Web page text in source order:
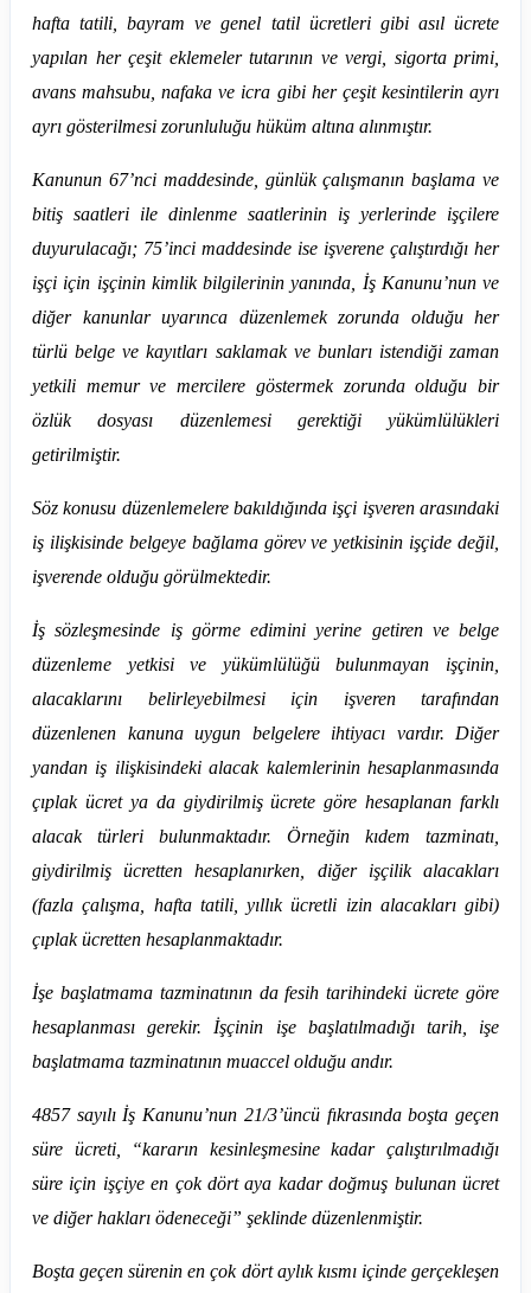
hafta tatili, bayram ve genel tatil ücretleri gibi asıl ücrete
yapılan her çeşit eklemeler tutarının ve vergi, sigorta primi,
avans mahsubu, nafaka ve icra gibi her çeşit kesintilerin ayrı
ayrı gösterilmesi zorunluluğu hüküm altına alınmıştır.
Kanunun 67’nci maddesinde, günlük çalışmanın başlama ve
bitiş saatleri ile dinlenme saatlerinin iş yerlerinde işçilere
duyurulacağı; 75’inci maddesinde ise işverene çalıştırdığı her
işçi için işçinin kimlik bilgilerinin yanında, İş Kanunu’nun ve
diğer kanunlar uyarınca düzenlemek zorunda olduğu her
türlü belge ve kayıtları saklamak ve bunları istendiği zaman
yetkili memur ve mercilere göstermek zorunda olduğu bir
özlük dosyası düzenlemesi gerektiği yükümlülükleri
getirilmiştir.
Söz konusu düzenlemelere bakıldığında işçi işveren arasındaki
iş ilişkisinde belgeye bağlama görev ve yetkisinin işçide değil,
işverende olduğu görülmektedir.
İş sözleşmesinde iş görme edimini yerine getiren ve belge
düzenleme yetkisi ve yükümlülüğü bulunmayan işçinin,
alacaklarını belirleyebilmesi için işveren tarafından
düzenlenen kanuna uygun belgelere ihtiyacı vardır. Diğer
yandan iş ilişkisindeki alacak kalemlerinin hesaplanmasında
çıplak ücret ya da giydirilmiş ücrete göre hesaplanan farklı
alacak türleri bulunmaktadır. Örneğin kıdem tazminatı,
giydirilmiş ücretten hesaplanırken, diğer işçilik alacakları
(fazla çalışma, hafta tatili, yıllık ücretli izin alacakları gibi)
çıplak ücretten hesaplanmaktadır.
İşe başlatmama tazminatının da fesih tarihindeki ücrete göre
hesaplanması gerekir. İşçinin işe başlatılmadığı tarih, işe
başlatmama tazminatının muaccel olduğu andır.
4857 sayılı İş Kanunu’nun 21/3’üncü fıkrasında boşta geçen
süre ücreti, “kararın kesinleşmesine kadar çalıştırılmadığı
süre için işçiye en çok dört aya kadar doğmuş bulunan ücret
ve diğer hakları ödeneceği” şeklinde düzenlenmiştir.
Boşta geçen sürenin en çok dört aylık kısmı içinde gerçekleşen